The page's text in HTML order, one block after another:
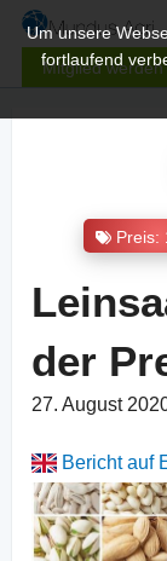
Mitglied werden
Um unsere
fortlaufend
Preis:
der
27. August
Bericht auf